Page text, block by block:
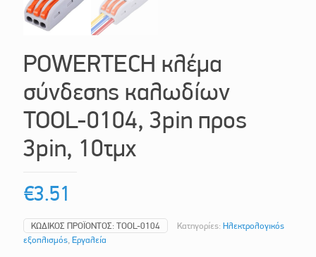
POWERTECH κλέμα
σύνδεσης καλωδίων
TOOL-0104, 3pin προς
3pin, 10τμχ
€3.51
ΚΩΔΙΚΌΣ ΠΡΟΪΌΝΤΟΣ: TOOL-0104 Κατηγορίες: Ηλεκτρολογικός
εξοπλισμός, Εργαλεία